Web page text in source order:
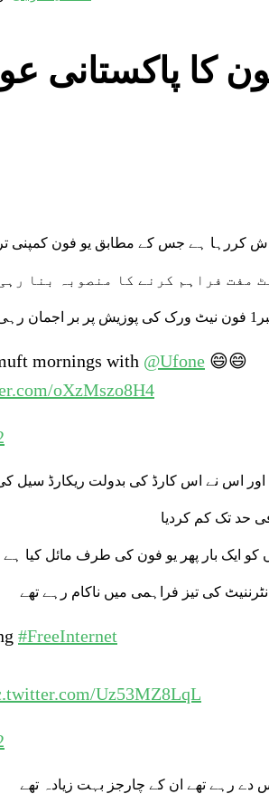
کا پاکستانی
کررہا ہے جس کے مطابق یو فون کمپنی
مفت فراہم کرنے کا منصوبہ بنا
mornings with @Ufone 😄😄
oXzMszo8H4
اس نے اس کارڈ کی بدولت ریکارڈ سیل
حد تک کم کردیا
کو ایک بار پھر یو فون کی طرف مائل کیا
کی تیز فراہمی میں ناکام رہے تھے
#FreeInternet
Uz53MZ8LqL
دے رہے تھے ان کے چارجز بہت زیادہ تھے